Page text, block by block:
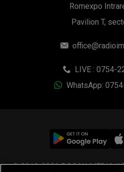
Romexpo
Pavilion T,
LIVE : 0754-
WhatsApp:
© 2019-2026 DOGAN MEDIA